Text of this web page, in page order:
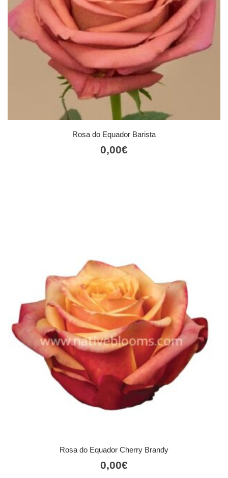
Rosa do Equador Barista
0,00€
Rosa do Equador Cherry Brandy
0,00€